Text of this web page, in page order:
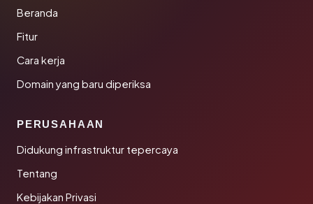
Beranda
Fitur
Cara kerja
Domain yang baru diperiksa
PERUSAHAAN
Didukung infrastruktur tepercaya
Tentang
Kebijakan Privasi